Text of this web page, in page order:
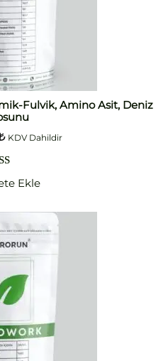
Fulvik, Amino Asit, Deniz
KDV Dahildir
puan
Ekle